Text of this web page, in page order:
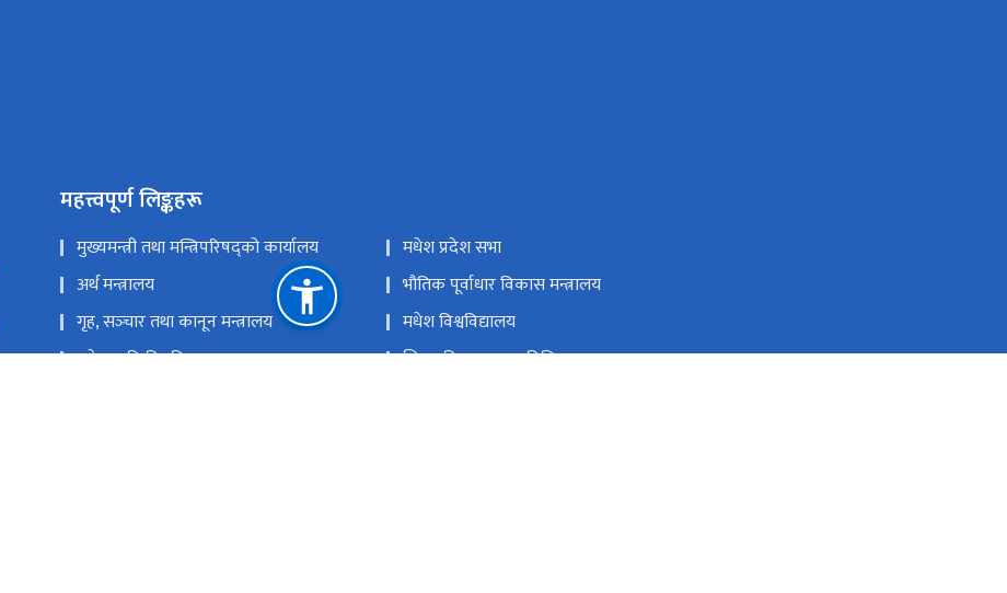
महत्त्वपूर्ण लिङ्कहरू
मुख्यमन्त्री तथा मन्त्रिपरिषद्को कार्यालय
मधेश प्रदेश सभा
अर्थ मन्त्रालय
भौतिक पूर्वाधार विकास मन्त्रालय
गृह, सञ्‍चार तथा कानून मन्त्रालय
मधेश विश्वविद्यालय
मधेश कृषि विश्वविद्यालय
शिक्षा, विज्ञान तथा प्रविधि मन्त्राल